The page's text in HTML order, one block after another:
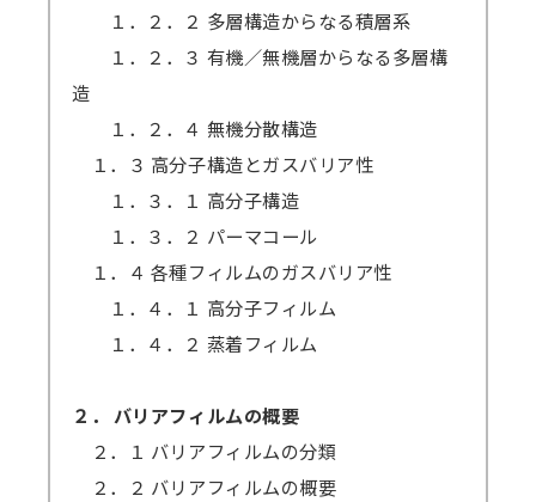
１．２．２ 多層構造からなる積層系
１．２．３ 有機／無機層からなる多層構
造
１．２．４ 無機分散構造
１．３ 高分子構造とガスバリア性
１．３．１ 高分子構造
１．３．２ パーマコール
１．４ 各種フィルムのガスバリア性
１．４．１ 高分子フィルム
１．４．２ 蒸着フィルム
２． バリアフィルムの概要
２．１ バリアフィルムの分類
２．２ バリアフィルムの概要